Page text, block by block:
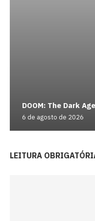
DOOM: The Dark
6 de agosto de 2026
LEITURA